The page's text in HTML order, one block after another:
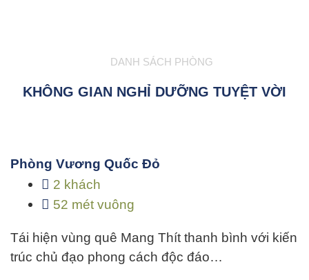
DANH SÁCH PHÒNG
KHÔNG GIAN NGHỈ DƯỠNG TUYỆT VỜI
Phòng Vương Quốc Đỏ
2 khách
52 mét vuông
Tái hiện vùng quê Mang Thít thanh bình với kiến
trúc chủ đạo phong cách độc đáo…